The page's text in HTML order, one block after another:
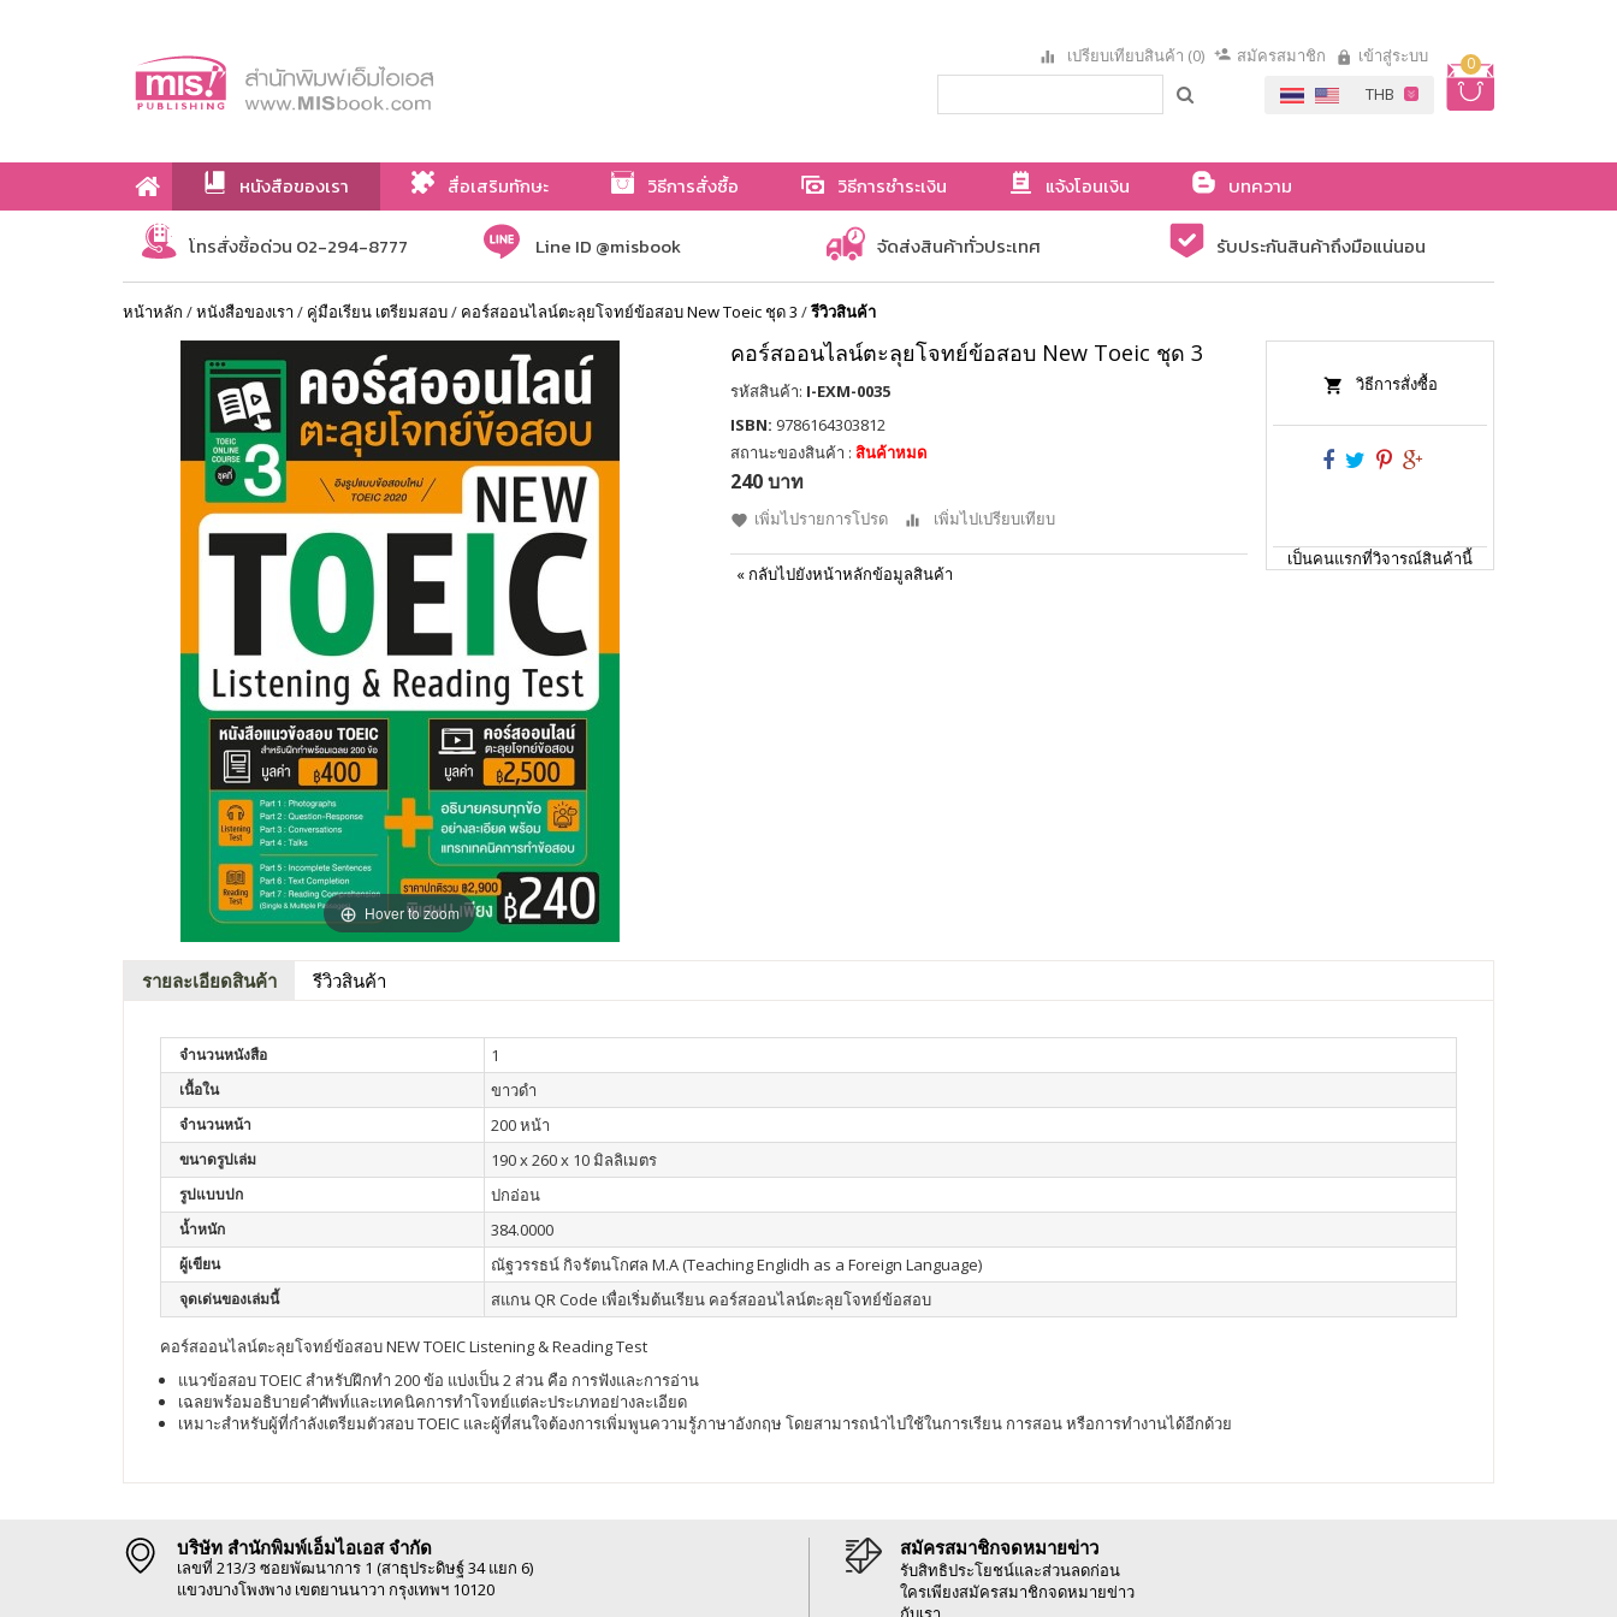
0
เปรียบเทียบสินค้า (0) สมัครสมาชิก เข้าสู่ระบบ
หนังสือของเรา สื่อเสริมทักษะ วิธีการสั่งซื้อ วิธีการชำระเงิน แจ้งโอนเงิน
บทความ
เกี่ยวกับเรา
โทรสั่งซื้อด่วน 02-294-8777 Line ID @misbook จัดส่งสินค้าทั่วประเทศ รับประกันสินค้าถึงมือแน่นอน
หน้าหลัก /หนังสือของเรา / คู่มือเรียน เตรียมสอบ/ คอร์สออนไลน์ตะลุยโจทย์ข้อสอบ New Toeic ชุด 3 /รีวิวสินค้า
Hover to zoom
คอร์สออนไลน์ตะลุยโจทย์ข้อสอบ New Toeic ชุด 3
รหัสสินค้า: I-EXM-0035
ISBN: 9786164303812
สถานะของสินค้า : สินค้าหมด
240 บาท
เพิ่มไปรายการโปรด เพิ่มไปเปรียบเทียบ
« กลับไปยังหน้าหลักข้อมูลสินค้า
วิธีการสั่งซื้อ
เป็นคนแรกที่วิจารณ์สินค้านี้
รายละเอียดสินค้า รีวิวสินค้า
จำนวนหนังสือ 1
เนื้อใน ขาวดำ
จำนวนหน้า 200 หน้า
ขนาดรูปเล่ม 190 x 260 x 10 มิลลิเมตร
รูปแบบปก ปกอ่อน
น้ำหนัก 384.0000
ผู้เขียน ณัฐวรรธน์ กิจรัตนโกศล M.A (Teaching Englidh as a Foreign Language)
จุดเด่นของเล่มนี้ สแกน QR Code เพื่อเริ่มต้นเรียน คอร์สออนไลน์ตะลุยโจทย์ข้อสอบ
คอร์สออนไลน์ตะลุยโจทย์ข้อสอบ NEW TOEIC Listening & Reading Test
แนวข้อสอบ TOEIC สำหรับฝึกทำ 200 ข้อ แบ่งเป็น 2 ส่วน คือ การฟังและการอ่าน
เฉลยพร้อมอธิบายคำศัพท์และเทคนิคการทำโจทย์แต่ละประเภทอย่างละเอียด
เหมาะสำหรับผู้ที่กำลังเตรียมตัวสอบ TOEIC และผู้ที่สนใจต้องการเพิ่มพูนความรู้ภาษาอังกฤษ โดยสามารถนำไปใช้ในการเรียน การสอน หรือการทำงานได้อีกด้วย
บริษัท สำนักพิมพ์เอ็มไอเอส จำกัด
เลขที่ 213/3 ซอยพัฒนาการ 1 (สาธุประดิษฐ์ 34 แยก 6)
แขวงบางโพงพาง เขตยานนาวา กรุงเทพฯ 10120
สมัครสมาชิกจดหมายข่าว
รับสิทธิประโยชน์และส่วนลดก่อน
ใครเพียงสมัครสมาชิกจดหมายข่าว